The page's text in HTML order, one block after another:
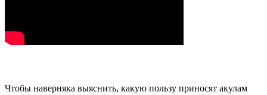
Чтобы наверняка выяснить, какую пользу приносят акулам